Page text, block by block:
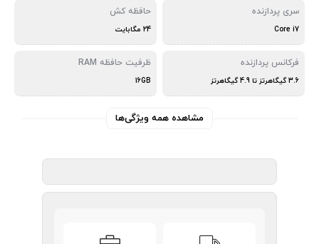
سری پردازنده
Core i7
حافظه کش
24 مگابایت
فرکانس پردازنده
3.6 گیگاهرتز تا 4.9 گیگاهرتز
ظرفیت حافظه RAM
16GB
مشاهده همه ویژگی‌ها